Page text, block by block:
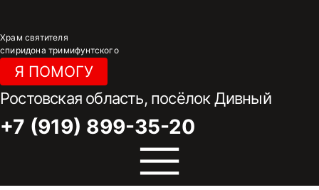
содержимому
Храм святителя
спиридона тримифунтского
Я ПОМОГУ
Ростовская область, посёлок Дивный
+7 (919) 899-35-20